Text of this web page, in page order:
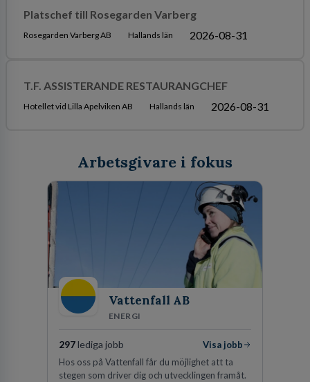
Platschef till Rosegarden Varberg
Rosegarden Varberg AB Hallands län 2026-08-31
T.F. ASSISTERANDE RESTAURANGCHEF
Hotellet vid Lilla Apelviken AB Hallands län 2026-08-31
Arbetsgivare i fokus
Vattenfall AB
ENERGI
297lediga jobb
Visa jobb
Hos oss på Vattenfall får du möjlighet att ta
stegen som driver dig och utvecklingen framåt.